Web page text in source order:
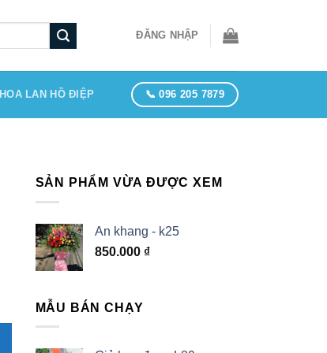
ĐĂNG NHẬP
HOA LAN HỒ ĐIỆP 📞 096 205 7879
SẢN PHẨM VỪA ĐƯỢC XEM
An khang - k25
850.000 ₫
MẪU BÁN CHẠY